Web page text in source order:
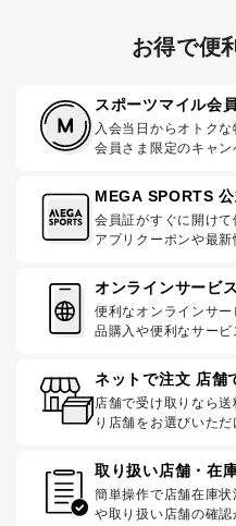
お得で便
スポーツマイル会
入会当日からオトク
会員さま限定のキャン
MEGA SPORTS 公
会員証がすぐに開けて
アプリクーポンや最新
オンラインサービ
便利なオンラインサ
品購入や便利なサービ
ネットで注文 店舗
店舗で受け取りなら
り店舗をお選びいただ
取り扱い店舗・在
簡単操作で店舗在庫
や取り扱い店舗の確認